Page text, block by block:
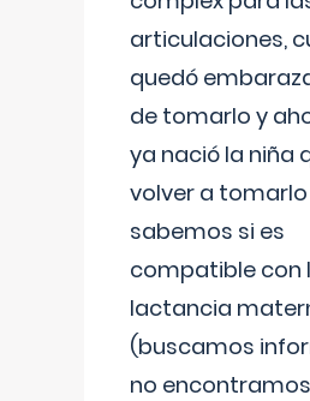
articulaciones,
quedó
de tomarlo y
ya nació la niña
volver a
sabemos si es
compatible con
lactancia
(buscamos
no